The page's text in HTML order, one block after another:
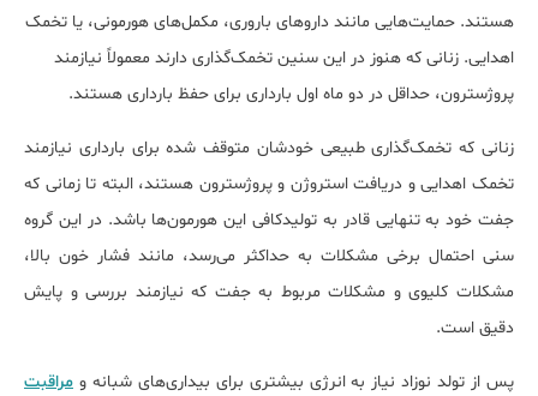
هستند. حمایت‌هایی مانند داروهای باروری، مکمل‌های هورمونی، یا تخمک
اهدایی. زنانی که هنوز در این سنین تخمک‌گذاری دارند معمولاً نیازمند
پروژسترون، حداقل در دو ماه اول بارداری برای حفظ بارداری هستند.
زنانی که تخمک‌گذاری طبیعی خودشان متوقف شده برای بارداری نیازمند
تخمک اهدایی و دریافت استروژن و پروژسترون هستند، البته تا زمانی که
جفت خود به تنهایی قادر به تولیدکافی این هورمون‌ها باشد. در این گروه
سنی احتمال برخی مشکلات به حداکثر می‌رسد، مانند فشار خون بالا،
مشکلات کلیوی و مشکلات مربوط به جفت که نیازمند بررسی و پایش
دقیق است.
پس از تولد نوزاد نیاز به انرژی بیشتری برای بیداری‌های شبانه و مراقبت